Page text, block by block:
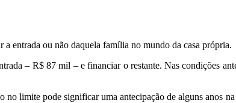
entrada ou não daquela família no mundo da casa própria.
– R$ 87 mil – e financiar o restante. Nas condições
limite pode significar uma antecipação de alguns anos na